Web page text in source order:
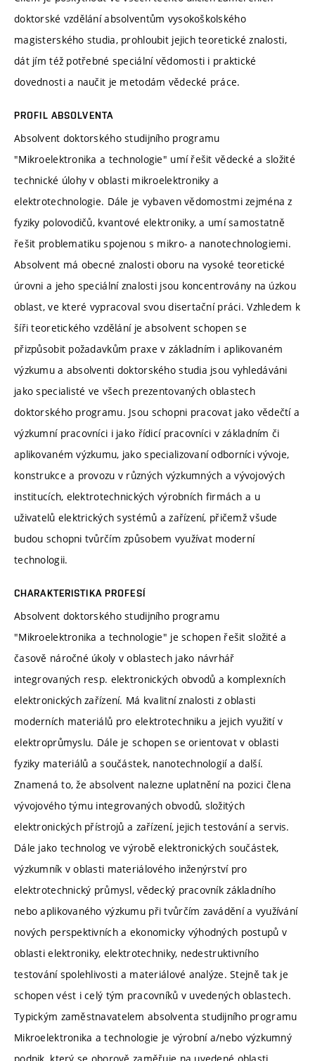
doktorské vzdělání absolventům vysokoškolského
magisterského studia, prohloubit jejich teoretické znalosti,
dát jím též potřebné speciální vědomosti i praktické
dovednosti a naučit je metodám vědecké práce.
PROFIL ABSOLVENTA
Absolvent doktorského studijního programu
"Mikroelektronika a technologie" umí řešit vědecké a složité
technické úlohy v oblasti mikroelektroniky a
elektrotechnologie. Dále je vybaven vědomostmi zejména z
fyziky polovodičů, kvantové elektroniky, a umí samostatně
řešit problematiku spojenou s mikro- a nanotechnologiemi.
Absolvent má obecné znalosti oboru na vysoké teoretické
úrovni a jeho speciální znalosti jsou koncentrovány na úzkou
oblast, ve které vypracoval svou disertační práci. Vzhledem k
šíři teoretického vzdělání je absolvent schopen se
přizpůsobit požadavkům praxe v základním i aplikovaném
výzkumu a absolventi doktorského studia jsou vyhledáváni
jako specialisté ve všech prezentovaných oblastech
doktorského programu. Jsou schopni pracovat jako vědečtí a
výzkumní pracovníci i jako řídicí pracovníci v základním či
aplikovaném výzkumu, jako specializovaní odborníci vývoje,
konstrukce a provozu v různých výzkumných a vývojových
institucích, elektrotechnických výrobních firmách a u
uživatelů elektrických systémů a zařízení, přičemž všude
budou schopni tvůrčím způsobem využívat moderní
technologii.
CHARAKTERISTIKA PROFESÍ
Absolvent doktorského studijního programu
"Mikroelektronika a technologie" je schopen řešit složité a
časově náročné úkoly v oblastech jako návrhář
integrovaných resp. elektronických obvodů a komplexních
elektronických zařízení. Má kvalitní znalosti z oblasti
moderních materiálů pro elektrotechniku a jejich využití v
elektroprůmyslu. Dále je schopen se orientovat v oblasti
fyziky materiálů a součástek, nanotechnologií a další.
Znamená to, že absolvent nalezne uplatnění na pozici člena
vývojového týmu integrovaných obvodů, složitých
elektronických přístrojů a zařízení, jejich testování a servis.
Dále jako technolog ve výrobě elektronických součástek,
výzkumník v oblasti materiálového inženýrství pro
elektrotechnický průmysl, vědecký pracovník základního
nebo aplikovaného výzkumu při tvůrčím zavádění a využívání
nových perspektivních a ekonomicky výhodných postupů v
oblasti elektroniky, elektrotechniky, nedestruktivního
testování spolehlivosti a materiálové analýze. Stejně tak je
schopen vést i celý tým pracovníků v uvedených oblastech.
Typickým zaměstnavatelem absolventa studijního programu
Mikroelektronika a technologie je výrobní a/nebo výzkumný